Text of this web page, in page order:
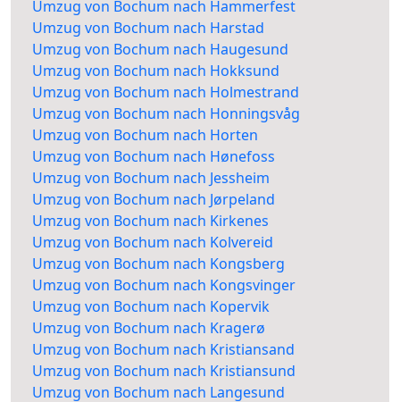
Umzug von Bochum nach Hammerfest
Umzug von Bochum nach Harstad
Umzug von Bochum nach Haugesund
Umzug von Bochum nach Hokksund
Umzug von Bochum nach Holmestrand
Umzug von Bochum nach Honningsvåg
Umzug von Bochum nach Horten
Umzug von Bochum nach Hønefoss
Umzug von Bochum nach Jessheim
Umzug von Bochum nach Jørpeland
Umzug von Bochum nach Kirkenes
Umzug von Bochum nach Kolvereid
Umzug von Bochum nach Kongsberg
Umzug von Bochum nach Kongsvinger
Umzug von Bochum nach Kopervik
Umzug von Bochum nach Kragerø
Umzug von Bochum nach Kristiansand
Umzug von Bochum nach Kristiansund
Umzug von Bochum nach Langesund